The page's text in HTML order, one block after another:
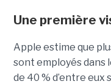
Une première
Apple estime que
sont employés dans
de 40 % d’entre